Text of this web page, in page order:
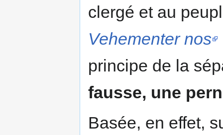
clergé et au
Vehementer nos
principe de la
fausse, une
Basée, en effet,